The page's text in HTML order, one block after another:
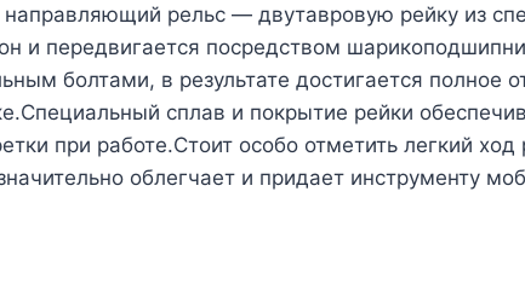
рельс — двутавровую рейку из
и передвигается посредством
болтами, в результате достигается полное
сплав и покрытие рейки
при работе.Стоит особо отметить легкий ход
облегчает и придает инструменту